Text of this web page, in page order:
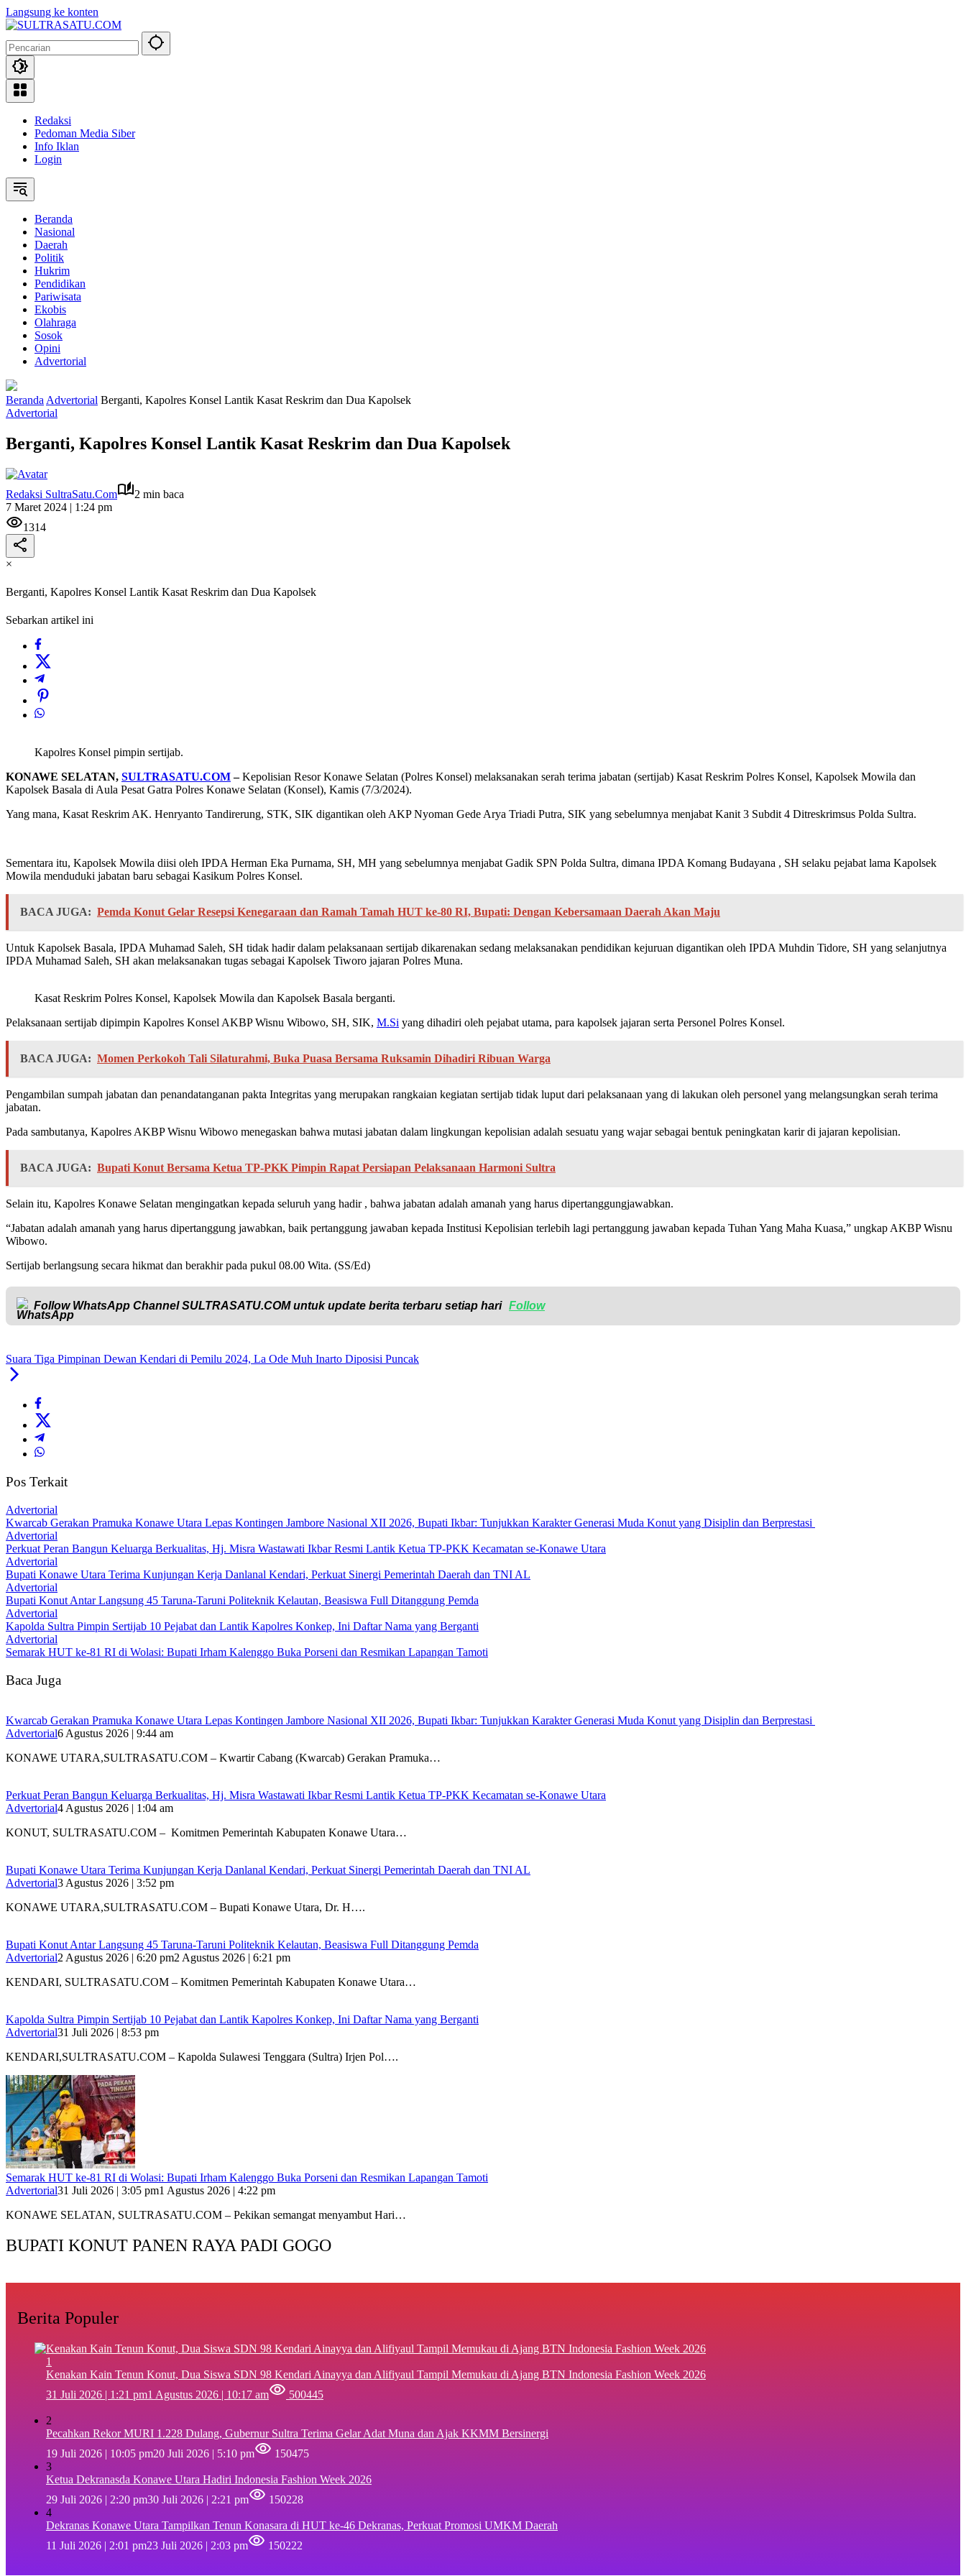
Langsung ke konten
Redaksi
Pedoman Media Siber
Info Iklan
Login
Beranda
Nasional
Daerah
Politik
Hukrim
Pendidikan
Pariwisata
Ekobis
Olahraga
Sosok
Opini
Advertorial
Beranda Advertorial Berganti, Kapolres Konsel Lantik Kasat Reskrim dan Dua Kapolsek
Advertorial
Berganti, Kapolres Konsel Lantik Kasat Reskrim dan Dua Kapolsek
Redaksi SultraSatu.Com
2 min baca
7 Maret 2024 | 1:24 pm
1314
×
Berganti, Kapolres Konsel Lantik Kasat Reskrim dan Dua Kapolsek
Sebarkan artikel ini
Kapolres Konsel pimpin sertijab.
KONAWE SELATAN, SULTRASATU.COM–Kepolisian Resor Konawe Selatan (Polres Konsel) melaksanakan serah terima jabatan (sertijab) Kasat Reskrim Polres Konsel, Kapolsek Mowila dan
Kapolsek Basala di Aula Pesat Gatra Polres Konawe Selatan (Konsel), Kamis (7/3/2024).
Yang mana, Kasat Reskrim AK. Henryanto Tandirerung, STK, SIK digantikan oleh AKP Nyoman Gede Arya Triadi Putra, SIK yang sebelumnya menjabat Kanit 3 Subdit 4 Ditreskrimsus Polda Sultra.
Sementara itu, Kapolsek Mowila diisi oleh IPDA Herman Eka Purnama, SH, MH yang sebelumnya menjabat Gadik SPN Polda Sultra, dimana IPDA Komang Budayana , SH selaku pejabat lama Kapolsek
Mowila menduduki jabatan baru sebagai Kasikum Polres Konsel.
BACA JUGA: Pemda Konut Gelar Resepsi Kenegaraan dan Ramah Tamah HUT ke-80 RI, Bupati: Dengan Kebersamaan Daerah Akan Maju
Untuk Kapolsek Basala, IPDA Muhamad Saleh, SH tidak hadir dalam pelaksanaan sertijab dikarenakan sedang melaksanakan pendidikan kejuruan digantikan oleh IPDA Muhdin Tidore, SH yang selanjutnya
IPDA Muhamad Saleh, SH akan melaksanakan tugas sebagai Kapolsek Tiworo jajaran Polres Muna.
Kasat Reskrim Polres Konsel, Kapolsek Mowila dan Kapolsek Basala berganti.
Pelaksanaan sertijab dipimpin Kapolres Konsel AKBP Wisnu Wibowo, SH, SIK, M.Si yang dihadiri oleh pejabat utama, para kapolsek jajaran serta Personel Polres Konsel.
BACA JUGA: Momen Perkokoh Tali Silaturahmi, Buka Puasa Bersama Ruksamin Dihadiri Ribuan Warga
Pengambilan sumpah jabatan dan penandatanganan pakta Integritas yang merupakan rangkaian kegiatan sertijab tidak luput dari pelaksanaan yang di lakukan oleh personel yang melangsungkan serah terima
jabatan.
Pada sambutanya, Kapolres AKBP Wisnu Wibowo menegaskan bahwa mutasi jabatan dalam lingkungan kepolisian adalah sesuatu yang wajar sebagai bentuk peningkatan karir di jajaran kepolisian.
BACA JUGA: Bupati Konut Bersama Ketua TP-PKK Pimpin Rapat Persiapan Pelaksanaan Harmoni Sultra
Selain itu, Kapolres Konawe Selatan mengingatkan kepada seluruh yang hadir , bahwa jabatan adalah amanah yang harus dipertanggungjawabkan.
“Jabatan adalah amanah yang harus dipertanggung jawabkan, baik pertanggung jawaban kepada Institusi Kepolisian terlebih lagi pertanggung jawaban kepada Tuhan Yang Maha Kuasa,” ungkap AKBP Wisnu
Wibowo.
Sertijab berlangsung secara hikmat dan berakhir pada pukul 08.00 Wita. (SS/Ed)
Follow WhatsApp ChannelSULTRASATU.COMuntuk update berita terbaru setiap hari Follow
Suara Tiga Pimpinan Dewan Kendari di Pemilu 2024, La Ode Muh Inarto Diposisi Puncak
Pos Terkait
Advertorial
‎Kwarcab Gerakan Pramuka Konawe Utara Lepas Kontingen Jambore Nasional XII 2026, Bupati Ikbar: Tunjukkan Karakter Generasi Muda Konut yang Disiplin dan Berprestasi ‎
Advertorial
‎Perkuat Peran Bangun Keluarga Berkualitas, Hj. Misra Wastawati Ikbar Resmi Lantik Ketua TP-PKK Kecamatan se-Konawe Utara
Advertorial
Bupati Konawe Utara Terima Kunjungan Kerja Danlanal Kendari, Perkuat Sinergi Pemerintah Daerah dan TNI AL
Advertorial
Bupati Konut Antar Langsung 45 Taruna-Taruni Politeknik Kelautan, Beasiswa Full Ditanggung Pemda
Advertorial
‎Kapolda Sultra Pimpin Sertijab 10 Pejabat dan Lantik Kapolres Konkep, Ini Daftar Nama yang Berganti
Advertorial
Semarak HUT ke-81 RI di Wolasi: Bupati Irham Kalenggo Buka Porseni dan Resmikan Lapangan Tamoti
Baca Juga
‎Kwarcab Gerakan Pramuka Konawe Utara Lepas Kontingen Jambore Nasional XII 2026, Bupati Ikbar: Tunjukkan Karakter Generasi Muda Konut yang Disiplin dan Berprestasi ‎
Advertorial6 Agustus 2026 | 9:44 am
KONAWE UTARA,SULTRASATU.COM – Kwartir Cabang (Kwarcab) Gerakan Pramuka…
‎Perkuat Peran Bangun Keluarga Berkualitas, Hj. Misra Wastawati Ikbar Resmi Lantik Ketua TP-PKK Kecamatan se-Konawe Utara
Advertorial4 Agustus 2026 | 1:04 am
‎KONUT, SULTRASATU.COM – Komitmen Pemerintah Kabupaten Konawe Utara…
Bupati Konawe Utara Terima Kunjungan Kerja Danlanal Kendari, Perkuat Sinergi Pemerintah Daerah dan TNI AL
Advertorial3 Agustus 2026 | 3:52 pm
‎KONAWE UTARA,SULTRASATU.COM – Bupati Konawe Utara, Dr. H….
Bupati Konut Antar Langsung 45 Taruna-Taruni Politeknik Kelautan, Beasiswa Full Ditanggung Pemda
Advertorial2 Agustus 2026 | 6:20 pm2 Agustus 2026 | 6:21 pm
KENDARI, SULTRASATU.COM – Komitmen Pemerintah Kabupaten Konawe Utara…
‎Kapolda Sultra Pimpin Sertijab 10 Pejabat dan Lantik Kapolres Konkep, Ini Daftar Nama yang Berganti
Advertorial31 Juli 2026 | 8:53 pm
‎KENDARI,SULTRASATU.COM – Kapolda Sulawesi Tenggara (Sultra) Irjen Pol….
Semarak HUT ke-81 RI di Wolasi: Bupati Irham Kalenggo Buka Porseni dan Resmikan Lapangan Tamoti
Advertorial31 Juli 2026 | 3:05 pm1 Agustus 2026 | 4:22 pm
KONAWE SELATAN, SULTRASATU.COM – Pekikan semangat menyambut Hari…
BUPATI KONUT PANEN RAYA PADI GOGO
Berita Populer
1
‎Kenakan Kain Tenun Konut, Dua Siswa SDN 98 Kendari Ainayya dan Alifiyaul Tampil Memukau di Ajang BTN Indonesia Fashion Week 2026
31 Juli 2026 | 1:21 pm1 Agustus 2026 | 10:17 am 500445
2
Pecahkan Rekor MURI 1.228 Dulang, Gubernur Sultra Terima Gelar Adat Muna dan Ajak KKMM Bersinergi
19 Juli 2026 | 10:05 pm20 Juli 2026 | 5:10 pm
150475
3
Ketua Dekranasda Konawe Utara Hadiri Indonesia Fashion Week 2026
29 Juli 2026 | 2:20 pm30 Juli 2026 | 2:21 pm
150228
4
Dekranas Konawe Utara Tampilkan Tenun Konasara di HUT ke-46 Dekranas, Perkuat Promosi UMKM Daerah
11 Juli 2026 | 2:01 pm23 Juli 2026 | 2:03 pm 150222